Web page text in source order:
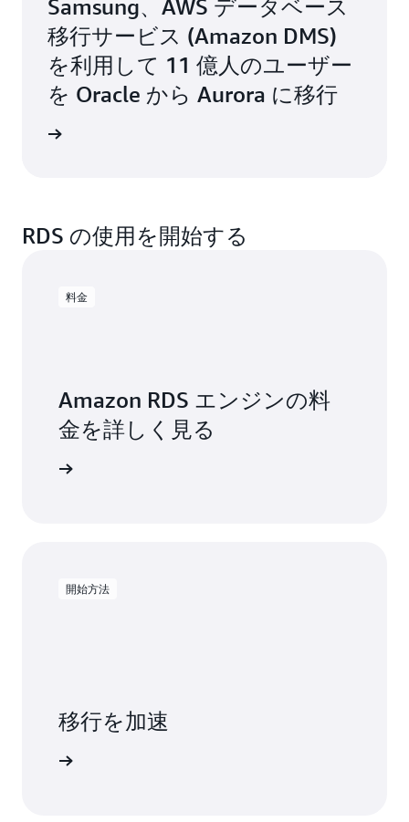
Samsung、AWS データベース
移行サービス (Amazon DMS)
を利用して 11 億人のユーザー
を Oracle から Aurora に移行
RDS の使用を開始する
料金
Amazon RDS エンジンの料
金を詳しく見る
開始方法
移行を加速